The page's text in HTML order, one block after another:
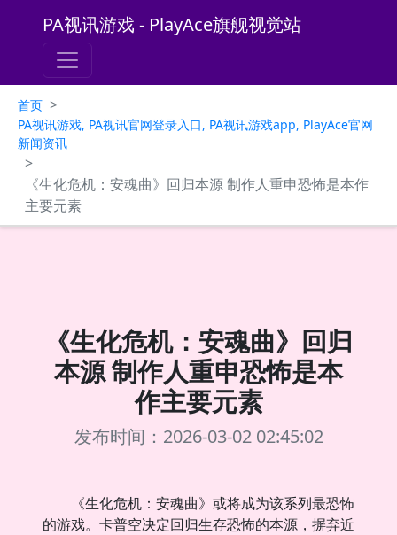
PA视讯游戏 - PlayAce旗舰视觉站
首页 >
PA视讯游戏, PA视讯官网登录入口, PA视讯游戏app, PlayAce官网
新闻资讯
>
《生化危机：安魂曲》回归本源 制作人重申恐怖是本作
主要元素
《生化危机：安魂曲》回归
本源 制作人重申恐怖是本
作主要元素
发布时间：2026-03-02 02:45:02
《生化危机：安魂曲》或将成为该系列最恐怖
的游戏。卡普空决定回归生存恐怖的本源，摒弃近